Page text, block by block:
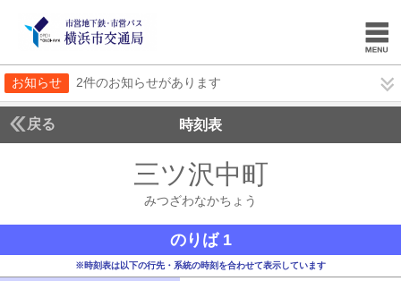
お知らせ 2件のお知らせがあります
戻る 時刻表
三ツ沢中町
みつざわなかちょう
のりば 1
※時刻表は以下の行先・系統の時刻を合わせて表示しています